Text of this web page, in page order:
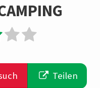
Teilen